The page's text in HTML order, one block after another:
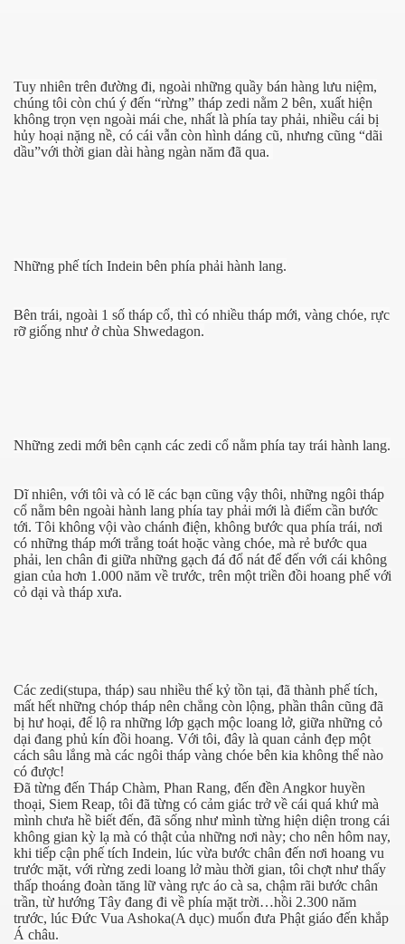
Tuy nhiên trên đường đi, ngoài những quầy bán hàng lưu niệm,
chúng tôi còn chú ý đến “rừng” tháp zedi nằm 2 bên, xuất hiện
không trọn vẹn ngoài mái che, nhất là phía tay phải, nhiều cái bị
hủy hoại nặng nề, có cái vẫn còn hình dáng cũ, nhưng cũng “dãi
dầu”với thời gian dài hàng ngàn năm đã qua.
Những phế tích Indein bên phía phải hành lang.
Bên trái, ngoài 1 số tháp cổ, thì có nhiều tháp mới, vàng chóe, rực
rỡ giống như ở chùa Shwedagon.
Những zedi mới bên cạnh các zedi cổ nằm phía tay trái hành lang.
Dĩ nhiên, với tôi và có lẽ các bạn cũng vậy thôi, những ngôi tháp
cổ nằm bên ngoài hành lang phía tay phải mới là điểm cần bước
tới. Tôi không vội vào chánh điện, không bước qua phía trái, nơi
có những tháp mới trắng toát hoặc vàng chóe, mà rẻ bước qua
phải, len chân đi giữa những gạch đá đổ nát để đến với cái không
gian của hơn 1.000 năm về trước, trên một triền đồi hoang phế với
cỏ dại và tháp xưa.
Các zedi(stupa, tháp) sau nhiều thế kỷ tồn tại, đã thành phế tích,
mất hết những chóp tháp nên chẳng còn lộng, phần thân cũng đã
bị hư hoại, để lộ ra những lớp gạch mộc loang lở, giữa những cỏ
dại đang phủ kín đồi hoang. Với tôi, đây là quan cảnh đẹp một
cách sâu lắng mà các ngôi tháp vàng chóe bên kia không thể nào
có được!
Đã từng đến Tháp Chàm, Phan Rang, đến đền Angkor huyền
thoại, Siem Reap, tôi đã từng có cảm giác trở về cái quá khứ mà
mình chưa hề biết đến, đã sống như mình từng hiện diện trong cái
không gian kỳ lạ mà có thật của những nơi này; cho nên hôm nay,
khi tiếp cận phế tích Indein, lúc vừa bước chân đến nơi hoang vu
trước mặt, với rừng zedi loang lở màu thời gian, tôi chợt như thấy
thấp thoáng đoàn tăng lữ vàng rực áo cà sa, chậm rãi bước chân
trần, từ hướng Tây đang đi về phía mặt trời…hồi 2.300 năm
trước, lúc Đức Vua Ashoka(A dục) muốn đưa Phật giáo đến khắp
Á châu.
cổ đại